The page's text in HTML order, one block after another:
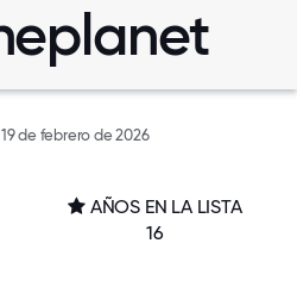
de febrero de 2026
AÑOS EN LA LISTA
16